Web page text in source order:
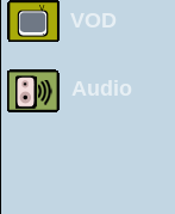
VOD
Audio